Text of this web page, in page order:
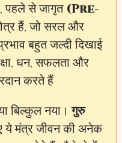
पहले से जागृत (Pre-
हैं, जो सरल और
बहुत जल्दी दिखाई
धन, सफलता और
करते हैं
बिल्कुल नया।गुरु
ये मंत्र जीवन की अनेक